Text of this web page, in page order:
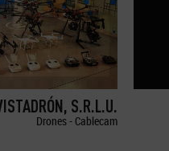
S.R.L.U.
Drones - Cablecam